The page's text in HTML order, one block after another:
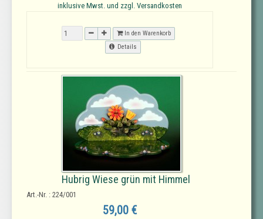
inklusive Mwst. und zzgl. Versandkosten
In den Warenkorb
Details
Hubrig Wiese grün mit Himmel
Art.-Nr. : 224/001
59,00 €